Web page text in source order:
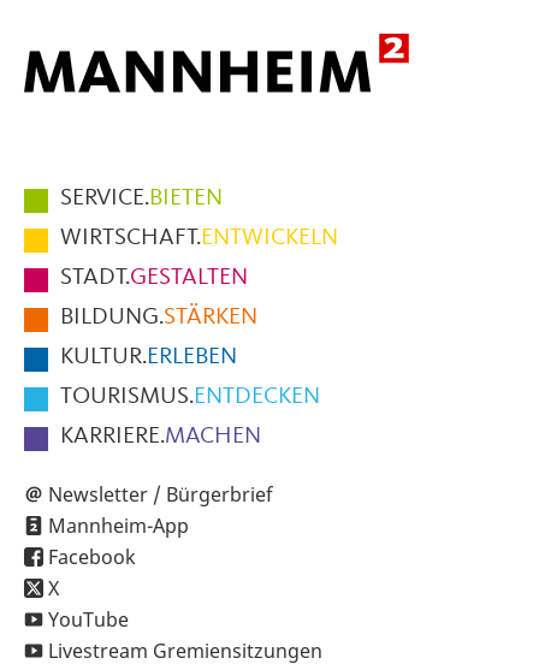
Hauptmenüpunkte
im
Fußbereich
der
Seite
SERVICE.BIETEN
WIRTSCHAFT.ENTWICKELN
STADT.GESTALTEN
BILDUNG.STÄRKEN
KULTUR.ERLEBEN
TOURISMUS.ENTDECKEN
KARRIERE.MACHEN
Newsletter / Bürgerbrief
Mannheim-App
Facebook
X
YouTube
Livestream Gremiensitzungen